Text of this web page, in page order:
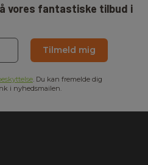
vores fantastiske tilbud i
Tilmeld mig
. Du kan fremelde dig
i nyhedsmailen.